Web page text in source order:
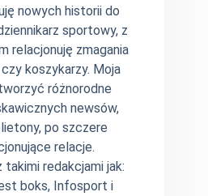
nowych historii do
sportowy, z
relacjonuję zmagania
koszykarzy. Moja
różnorodne
newsów,
po szczere
relacje.
takimi redakcjami jak:
boks, Infosport i